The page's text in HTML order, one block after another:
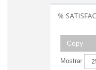
%
Copy
Mostrar